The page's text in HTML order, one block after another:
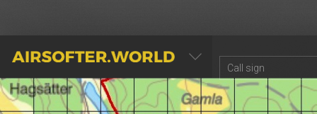
AIRSOFTER.WORLD